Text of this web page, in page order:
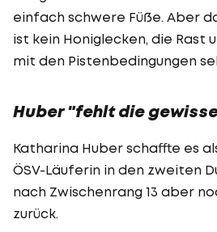
einfach schwere Füße. Aber
ist kein Honiglecken, die Rast
mit den Pistenbedingungen
Huber "fehlt die
Katharina Huber schaffte es
ÖSV-Läuferin in den zweiten
nach Zwischenrang 13 aber
zurück.